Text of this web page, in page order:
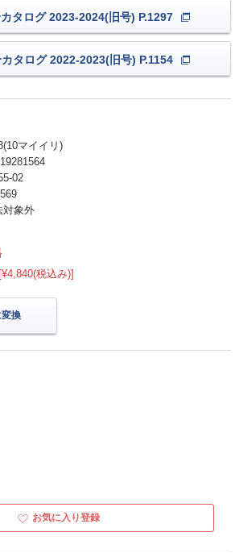
タログ 2023-2024(旧号) P.1297
カタログ 2022-2023(旧号) P.1154
マイイリ)
02
対象外
税込み)]
換
お気に入り登録